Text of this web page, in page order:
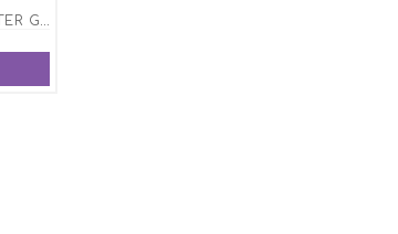
AUTOSEDIŠTE BOOSTER GRUPA 2/3 FEENO FROZEN GREY ( OD 15-36 KG)